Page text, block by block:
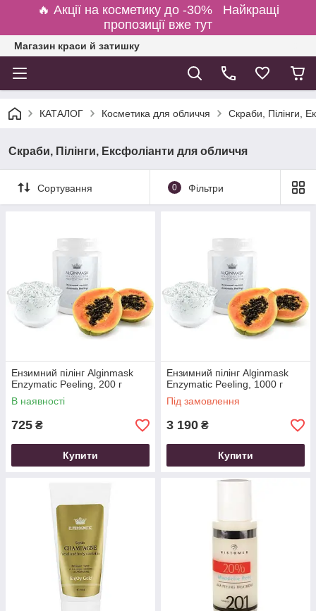
🔥 Акції на косметику до -30% Найкращі
пропозиції вже тут
Магазин краси й затишку
КАТАЛОГ Косметика для обличчя Скраби, Пілінги,
Скраби, Пілінги, Ексфоліанти для обличчя
Сортування 0 Фільтри
Ензимний пілінг Alginmask
Enzymatic Peeling, 200 г
В наявності
725 ₴
Купити
Ензимний пілінг Alginmask
Enzymatic Peeling, 1000 г
Під замовлення
3 190 ₴
Купити